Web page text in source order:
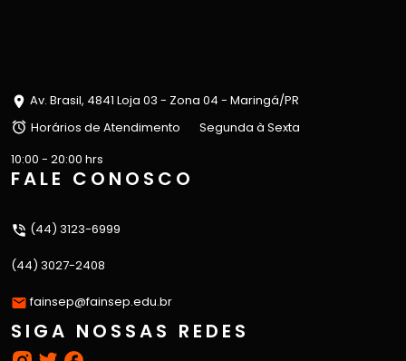
Av. Brasil, 4841 Loja 03 - Zona 04 - Maringá/PR
Horários de Atendimento
Segunda à Sexta
10:00 - 20:00 hrs
FALE CONOSCO
(44) 3123-6999
(44) 3027-2408
fainsep@fainsep.edu.br
SIGA NOSSAS REDES